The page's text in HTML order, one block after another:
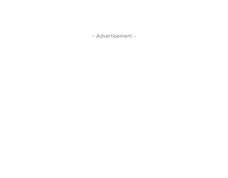
- Advertisement -